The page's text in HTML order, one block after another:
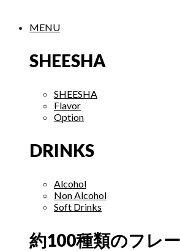
MENU
SHEESHA
SHEESHA
Flavor
Option
DRINKS
Alcohol
Non Alcohol
Soft Drinks
約100種類のフレ